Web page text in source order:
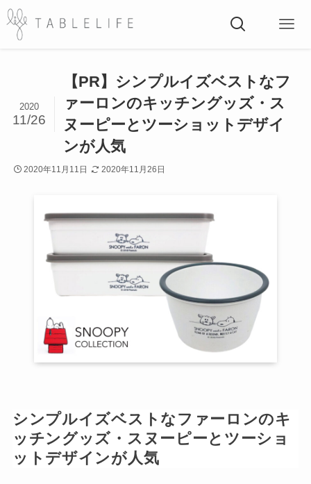
【PR】シンプルイズベストなフ
ァーロンのキッチングッズ・ス
ヌーピーとツーショットデザイ
ンが人気
2020
11/26
2020年11月11日 2020年11月26日
シンプルイズベストなファーロンのキ
ッチングッズ・スヌーピーとツーショ
ットデザインが人気